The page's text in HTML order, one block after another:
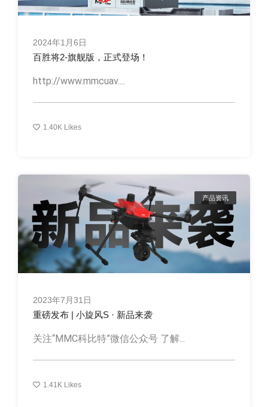
2024年1月6日
百胜将2-旗舰版，正式登场！
http://www.mmcuav....
1.40K Likes
产品资讯
2023年7月31日
重磅发布 | 小旋风S · 新品来袭
关注“MMC科比特”微信公众号 了解...
1.41K Likes